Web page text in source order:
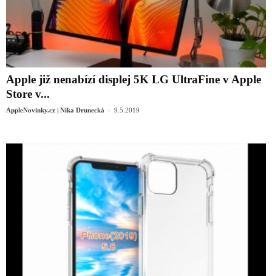
Apple již nenabízí displej 5K LG UltraFine v Apple
Store v...
AppleNovinky.cz | Nika Drunecká - 9.5.2019